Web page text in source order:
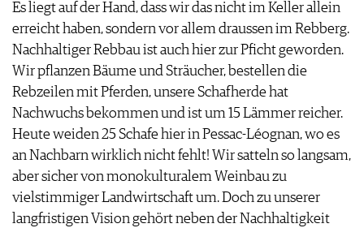
Es liegt auf der Hand, dass wir das nicht im Keller allein
erreicht haben, sondern vor allem draussen im Rebberg.
Nachhaltiger Rebbau ist auch hier zur Pficht geworden.
Wir pflanzen Bäume und Sträucher, bestellen die
Rebzeilen mit Pferden, unsere Schafherde hat
Nachwuchs bekommen und ist um 15 Lämmer reicher.
Heute weiden 25 Schafe hier in Pessac-Léognan, wo es
an Nachbarn wirklich nicht fehlt! Wir satteln so langsam,
aber sicher von monokulturalem Weinbau zu
vielstimmiger Landwirtschaft um. Doch zu unserer
langfristigen Vision gehört neben der Nachhaltigkeit